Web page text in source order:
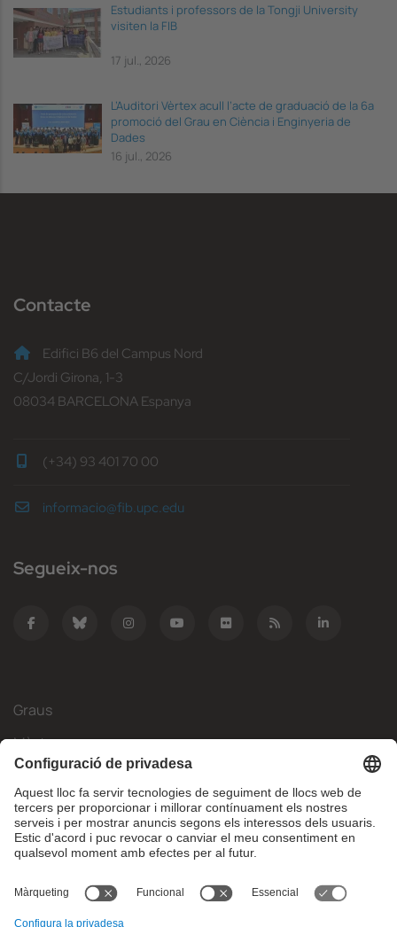
Estudiants i professors de la Tongji University
visiten la FIB
17 jul., 2026
L’Auditori Vèrtex acull l’acte de graduació de la 6a
promoció del Grau en Ciència i Enginyeria de
Dades
16 jul., 2026
Contacte
Edifici B6 del Campus Nord
C/Jordi Girona, 1-3
08034 BARCELONA Espanya
(+34) 93 401 70 00
informacio@fib.upc.edu
Segueix-nos
Graus
Màsters
Mobilitat Internacional
Recerca
Empresa
Què necessites?